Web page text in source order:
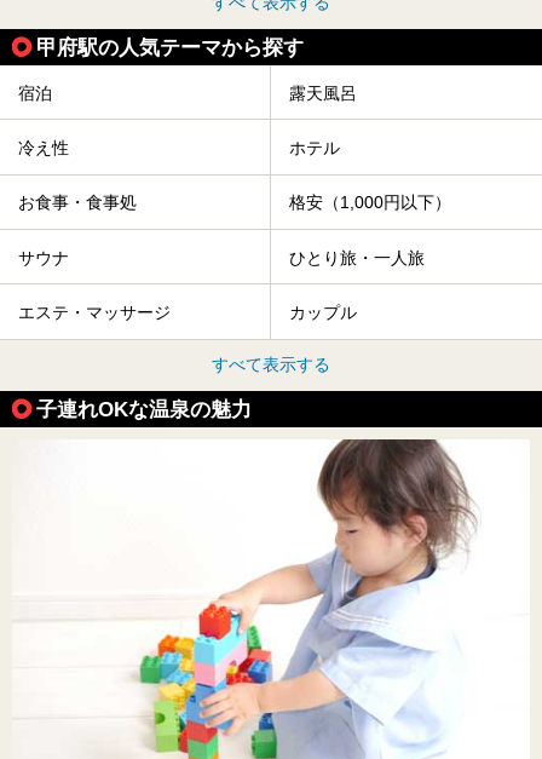
甲府駅の人気テーマから探す
宿泊 露天風呂
冷え性 ホテル
お食事・食事処 格安（1,000円以下）
サウナ ひとり旅・一人旅
エステ・マッサージ カップル
すべて表示する
子連れOKな温泉の魅力